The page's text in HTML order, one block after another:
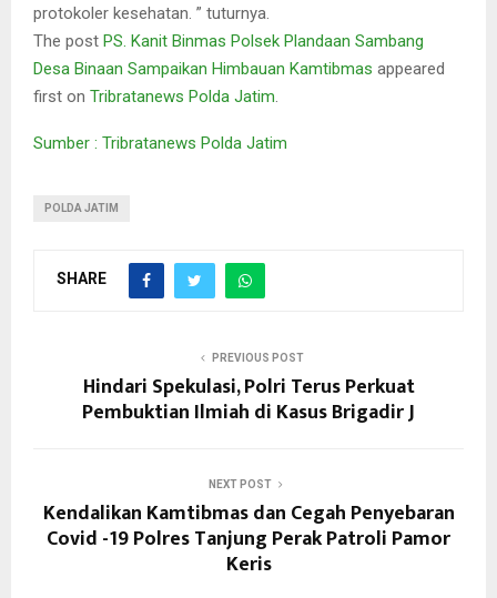
protokoler kesehatan. ” tuturnya.
The post PS. Kanit Binmas Polsek Plandaan Sambang
Desa Binaan Sampaikan Himbauan Kamtibmas appeared
first on Tribratanews Polda Jatim
Sumber : Tribratanews Polda Jatim
POLDA JATIM
SHARE
PREVIOUS POST
Hindari Spekulasi, Polri Terus Perkuat
Pembuktian Ilmiah di Kasus Brigadir J
NEXT POST
Kendalikan Kamtibmas dan Cegah Penyebaran
Covid -19 Polres Tanjung Perak Patroli Pamor
Keris